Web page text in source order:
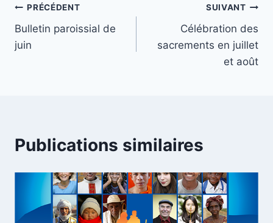
Navigation
de
PRÉCÉDENT
Bulletin paroissial de
juin
SUIVANT
Célébration des
sacrements en juillet
et août
Publications similaires